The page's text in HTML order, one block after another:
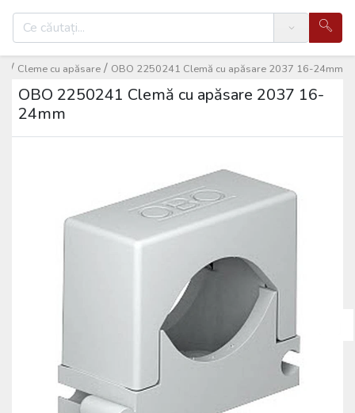
Search
OBO 2250241 Clemă cu apăsare 2037 16-24mm
/
Cleme cu apăsare
/
OBO 2250241 Clemă cu apăsare 2037 16-
24mm